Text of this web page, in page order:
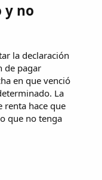
y no
la declaración
de pagar
en que venció
La
renta hace que
que no tenga